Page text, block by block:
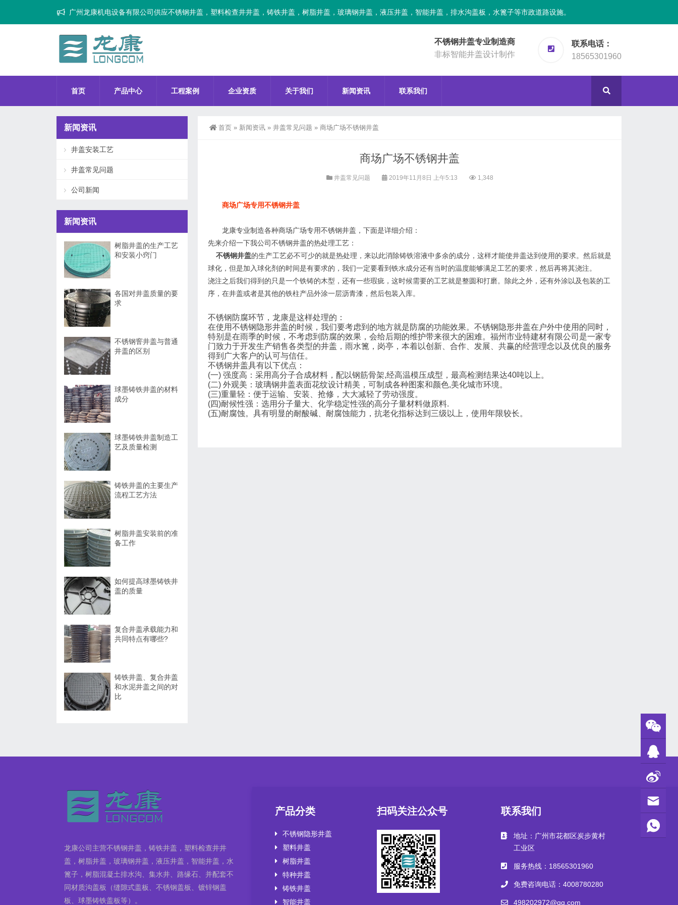
广州龙康机电设备有限公司供应不锈钢井盖，塑料检查井井盖，铸铁井盖，树脂井盖，玻璃钢井盖，液压井盖，智能井盖，排水沟盖板，水篦子等市政道路设施。
不锈钢井盖专业制造商
非标智能井盖设计制作
联系电话：
18565301960
首页 产品中心 工程案例 企业资质 关于我们 新闻资讯 联系我们
首页 » 新闻资讯 » 井盖常见问题 » 商场广场不锈钢井盖
商场广场不锈钢井盖
井盖常见问题 2019年11月8日 上午5:13 1,348
商场广场专用不锈钢井盖
龙康专业制造各种商场广场专用不锈钢井盖，下面是详细介绍：
先来介绍一下我公司不锈钢井盖的热处理工艺：
不锈钢井盖的生产工艺必不可少的就是热处理，来以此消除铸铁溶液中多余的成分，这样才能使井盖达到使用的要求。然后就是
球化，但是加入球化剂的时间是有要求的，我们一定要看到铁水成分还有当时的温度能够满足工艺的要求，然后再将其浇注。
浇注之后我们得到的只是一个铁铸的木型，还有一些瑕疵，这时候需要的工艺就是整圆和打磨。除此之外，还有外涂以及包装的工
序，在井盖或者是其他的铁柱产品外涂一层沥青漆，然后包装入库。
不锈钢防腐环节，龙康是这样处理的：
在使用不锈钢隐形井盖的时候，我们要考虑到的地方就是防腐的功能效果。不锈钢隐形井盖在户外中使用的同时，
特别是在雨季的时候，不考虑到防腐的效果，会给后期的维护带来很大的困难。福州市业特建材有限公司是一家专
门致力于开发生产销售各类型的井盖，雨水篦，岗亭，本着以创新、合作、发展、共赢的经营理念以及优良的服务
得到广大客户的认可与信任。
不锈钢井盖具有以下优点：
(一) 强度高：采用高分子合成材料，配以钢筋骨架,经高温模压成型，最高检测结果达40吨以上。
(二) 外观美：玻璃钢井盖表面花纹设计精美，可制成各种图案和颜色,美化城市环境。
(三)重量轻：便于运输、安装、抢修，大大减轻了劳动强度。
(四)耐候性强：选用分子量大、化学稳定性强的高分子量材料做原料.
(五)耐腐蚀。具有明显的耐酸碱、耐腐蚀能力，抗老化指标达到三级以上，使用年限较长。
新闻资讯
井盖安装工艺
井盖常见问题
公司新闻
新闻资讯
树脂井盖的生产工艺
和安装小窍门
各国对井盖质量的要
求
不锈钢窨井盖与普通
井盖的区别
球墨铸铁井盖的材料
成分
球墨铸铁井盖制造工
艺及质量检测
铸铁井盖的主要生产
流程工艺方法
树脂井盖安装前的准
备工作
如何提高球墨铸铁井
盖的质量
复合井盖承载能力和
共同特点有哪些?
铸铁井盖、复合井盖
和水泥井盖之间的对
比
龙康公司主营不锈钢井盖，铸铁井盖，塑料检查井井
盖，树脂井盖，玻璃钢井盖，液压井盖，智能井盖，水
篦子，树脂混凝土排水沟、集水井、路缘石、并配套不
同材质沟盖板（缝隙式盖板、不锈钢盖板、镀锌钢盖
板、球墨铸铁盖板等）。
产品分类
不锈钢隐形井盖
塑料井盖
树脂井盖
特种井盖
铸铁井盖
智能井盖
扫码关注公众号 联系我们
地址：广州市花都区炭步黄村
工业区
服务热线：18565301960
免费咨询电话：4008780280
498202972@qq.com